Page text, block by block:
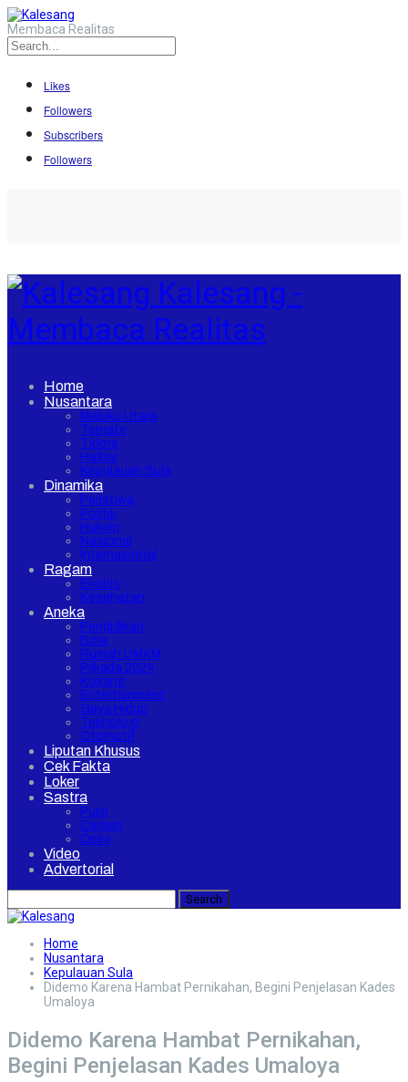
Membaca Realitas
Likes
Followers
Subscribers
Followers
Kalesang -
Membaca Realitas
Home
Nusantara
Maluku Utara
Ternate
Tidore
Halbar
Kepulauan Sula
Dinamika
Peristiwa
Politik
Hukrim
Nasional
Internasional
Ragam
Ekobis
Kesehatan
Aneka
Pendidikan
Bola
Rumah UMKM
Pilkada 2024
Kokang
Entertainment
Gaya Hidup
Teknologi
Otomotif
Liputan Khusus
Cek Fakta
Loker
Sastra
Puisi
Cerpen
Opini
Video
Advertorial
Home
Nusantara
Kepulauan Sula
Didemo Karena Hambat Pernikahan, Begini Penjelasan Kades
Umaloya
Didemo Karena Hambat Pernikahan,
Begini Penjelasan Kades Umaloya